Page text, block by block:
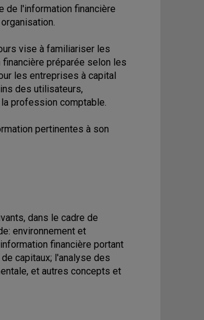
de l'information financière
vise à familiariser les
préparée selon les
les entreprises à capital
des utilisateurs,
profession comptable.
pertinentes à son
dans le cadre de
environnement et
financière portant
capitaux; l'analyse des
et autres concepts et